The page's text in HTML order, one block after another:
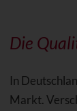
Die
In
Markt.